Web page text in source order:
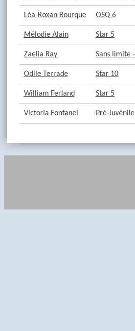
Léa-Roxan Bourque OSQ 6
Mélodie Alain Star 5
Zaelia Ray Sans limite
Odile Terrade Star 10
William Ferland Star 5
Victoria Fontanel Pré-Juvénile